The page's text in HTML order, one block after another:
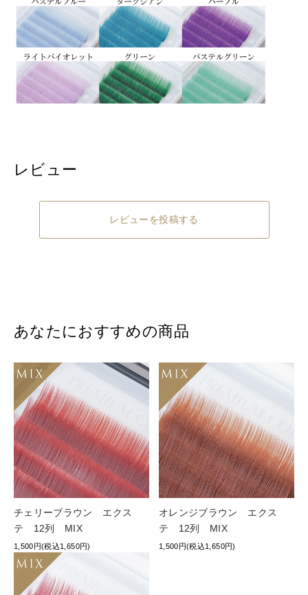
レビュー
レビューを投稿する
あなたにおすすめの商品
チェリーブラウン エクス
テ 12列 MIX
1,500円(税込1,650円)
オレンジブラウン エクス
テ 12列 MIX
1,500円(税込1,650円)